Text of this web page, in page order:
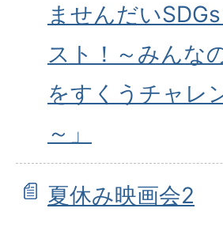
ませんだい
スト！～みんな
をすくうチャレ
～」
夏休み映画会2